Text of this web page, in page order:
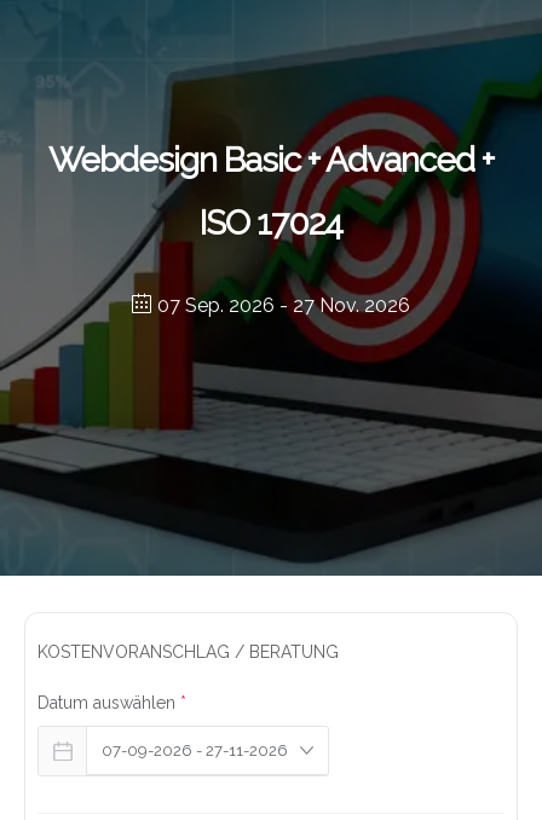
Webdesign Basic + Advanced +
ISO 17024
07 Sep. 2026 - 27 Nov. 2026
KOSTENVORANSCHLAG / BERATUNG
Datum auswählen *